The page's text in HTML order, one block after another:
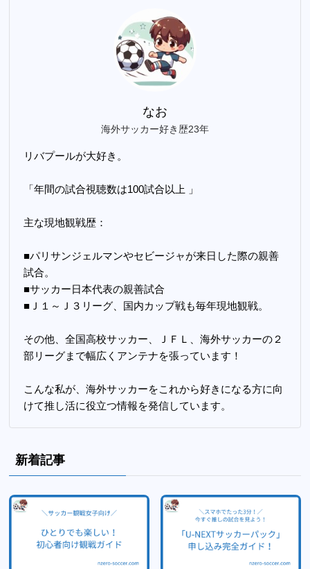
なお
海外サッカー好き歴23年
リバプールが大好き。
「年間の試合視聴数は100試合以上 」
主な現地観戦歴：
■パリサンジェルマンやセビージャが来日した際の親善
試合。
■サッカー日本代表の親善試合
■Ｊ１～Ｊ３リーグ、国内カップ戦も毎年現地観戦。
その他、全国高校サッカー、ＪＦＬ、海外サッカーの２
部リーグまで幅広くアンテナを張っています！
こんな私が、海外サッカーをこれから好きになる方に向
けて推し活に役立つ情報を発信しています。
新着記事